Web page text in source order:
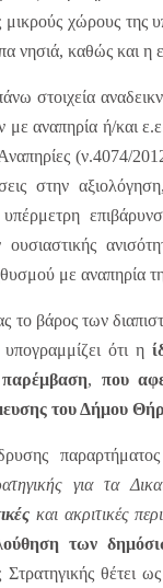
χώρους της
νησιά, καθώς και η
στοιχεία
με αναπηρία ή/και
(ν.4074/
στην
με αναπηρία
βάρος των
ότι η
, που
του Δήμου
για τα
και ακριτικές
των
θέτει